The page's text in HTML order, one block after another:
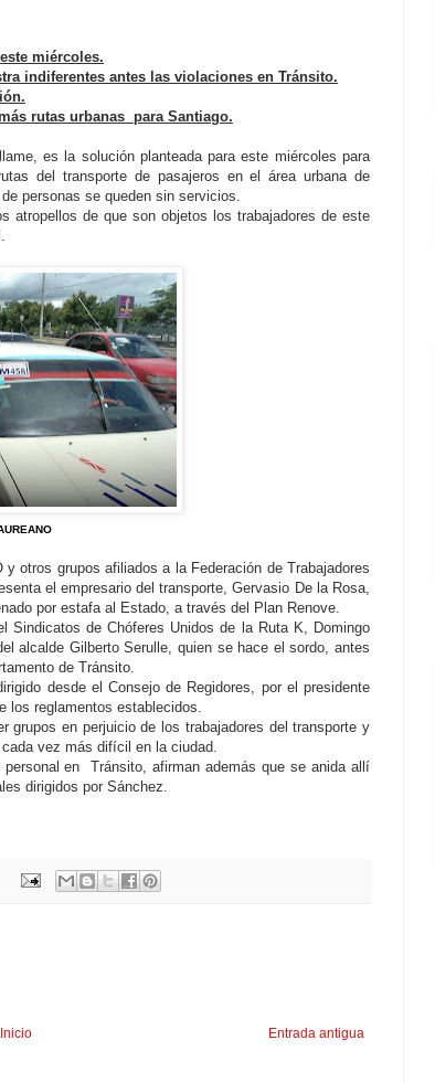
miércoles.
indiferentes antes las violaciones en Tránsito.
rutas urbanas para Santiago.
es la solución planteada para este miércoles para
del transporte de pasajeros en el área urbana de
personas se queden sin servicios.
atropellos de que son objetos los trabajadores de este
otros grupos afiliados a la Federación de Trabajadores
el empresario del transporte, Gervasio De la Rosa,
por estafa al Estado, a través del Plan Renove.
Sindicatos de Chóferes Unidos de la Ruta K, Domingo
alcalde Gilberto Serulle, quien se hace el sordo, antes
de Tránsito.
desde el Consejo de Regidores, por el presidente
los reglamentos establecidos.
grupos en perjuicio de los trabajadores del transporte y
vez más difícil en la ciudad.
en Tránsito, afirman además que se anida allí
dirigidos por Sánchez.
Entrada antigua
Inicio